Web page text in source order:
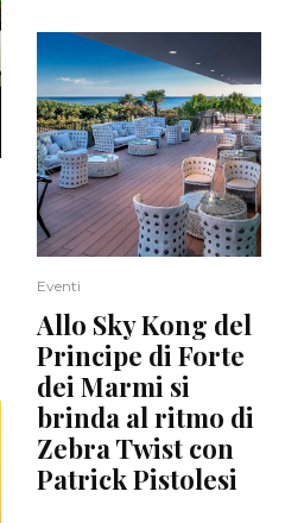
Eventi
Allo Sky Kong del
Principe di Forte
dei Marmi si
brinda al ritmo di
Zebra Twist con
Patrick Pistolesi